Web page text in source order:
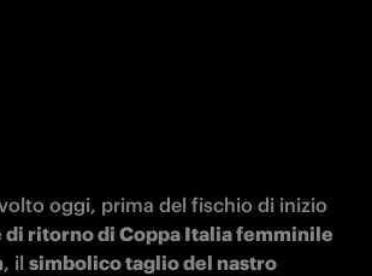
oggi, prima del fischio di inizio
ritorno di Coppa Italia femminile
, il simbolico taglio del nastro